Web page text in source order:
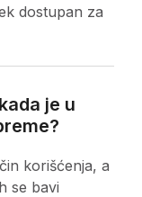
dostupan za
je u
korišćenja, a
se bavi